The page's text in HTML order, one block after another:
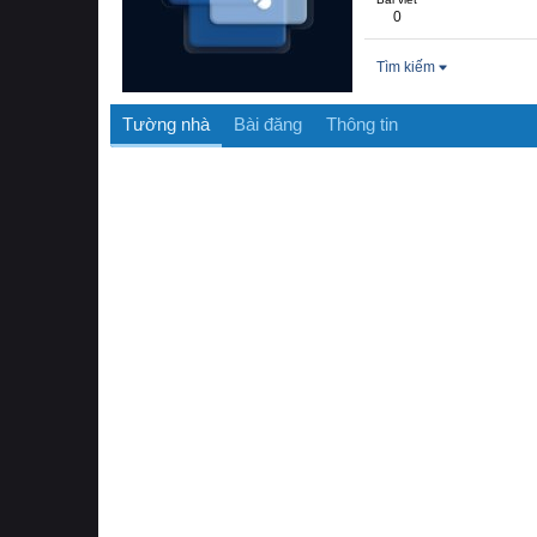
0
Tìm kiếm
Tường nhà Bài đăng Thông tin